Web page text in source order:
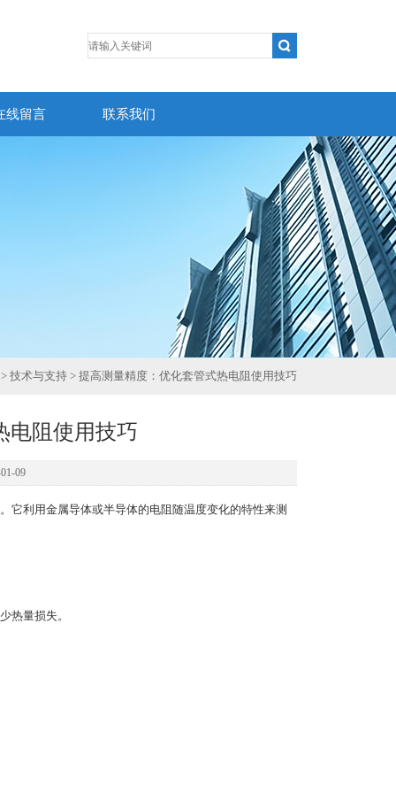
线留言 联系我们
技术与支持 > 提高测量精度：优化套管式热电阻使用技巧
电阻使用技巧
09
它利用金属导体或半导体的电阻随温度变化的特性来测
量损失。